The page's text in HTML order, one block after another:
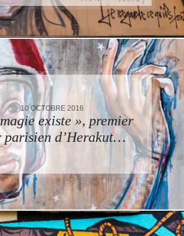
10 OCTOBRE 2016
existe », premier
parisien d’Herakut…